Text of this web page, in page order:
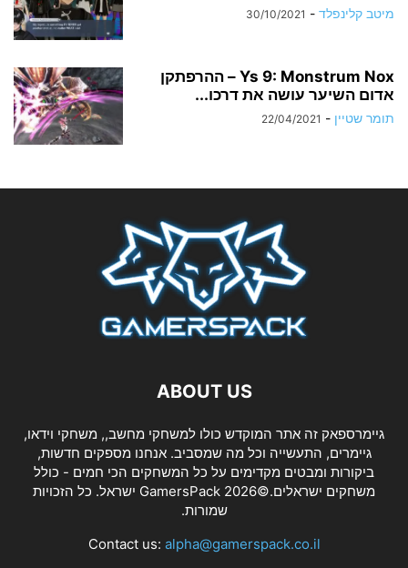
מיטב קלינפלד -
30/10/2021
Ys 9: Monstrum Nox – ההרפתקן
אדום השיער עושה את דרכו...
תומר שטיין -
22/04/2021
ABOUT US
גיימרספאק זה אתר המוקדש כולו למשחקי מחשב,, משחקי וידאו,
גיימרים, התעשייה וכל מה שמסביב. אנחנו מספקים חדשות,
ביקורות ומבטים מקדימים על כל המשחקים הכי חמים - כולל
משחקים ישראלים.©2026 GamersPack ישראל. כל הזכויות
שמורות.
Contact us: alpha@gamerspack.co.il